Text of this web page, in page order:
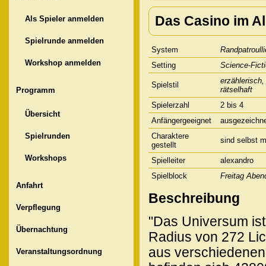
Als Spieler anmelden
Spielrunde anmelden
Workshop anmelden
Programm
Übersicht
Spielrunden
Workshops
Anfahrt
Verpflegung
Übernachtung
Veranstaltungsordnung
Das Casino im
System
Setting
Science-
Spielstil
rätselhaft
Spielerzahl
2 bis 4
Anfängergeeignet
Charaktere
gestellt
sind selbst
Spielleiter
alexandro
Spielblock
Freitag
Beschreibung
"Das Universum
Radius von 272
aus